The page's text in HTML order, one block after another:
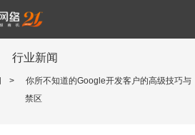
行业新闻
>
你所不知道的Google开发客户的高级技巧与
禁区